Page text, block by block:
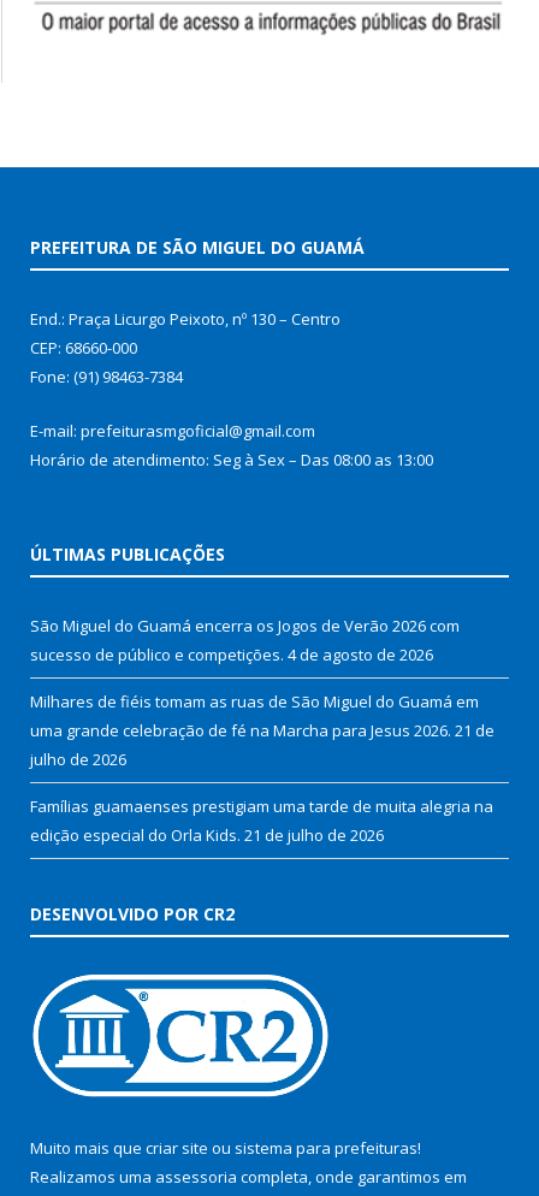
PREFEITURA DE SÃO MIGUEL DO GUAMÁ
End.: Praça Licurgo Peixoto, nº 130 – Centro
CEP: 68660-000
Fone: (91) 98463-7384
E-mail: prefeiturasmgoficial@gmail.com
Horário de atendimento: Seg à Sex – Das 08:00 as 13:00
ÚLTIMAS PUBLICAÇÕES
São Miguel do Guamá encerra os Jogos de Verão 2026 com
sucesso de público e competições. 4 de agosto de 2026
Milhares de fiéis tomam as ruas de São Miguel do Guamá em
uma grande celebração de fé na Marcha para Jesus 2026. 21 de
julho de 2026
Famílias guamaenses prestigiam uma tarde de muita alegria na
edição especial do Orla Kids. 21 de julho de 2026
DESENVOLVIDO POR CR2
Muito mais que criar site ou sistema para prefeituras!
Realizamos uma assessoria completa, onde garantimos em